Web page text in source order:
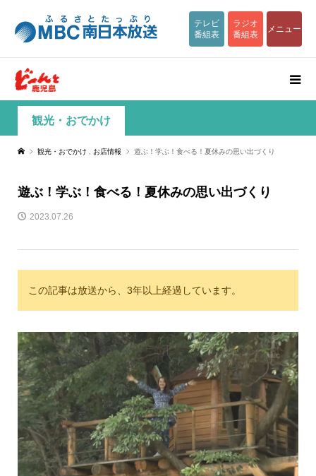
テレビ
番組表
ラジオ
番組表
メニュー
観光・おでかけ
観光・おでかけ お店情報 遊ぶ！学ぶ！食べる！夏休みの思い出づくり
遊ぶ！学ぶ！食べる！夏休みの思い出づくり
2023.07.26
この記事は放送から、3年以上経過しています。